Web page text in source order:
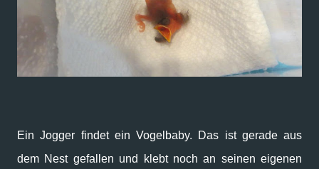
Ein Jogger findet ein Vogelbaby. Das ist gerade aus
dem Nest gefallen und klebt noch an seinen eigenen